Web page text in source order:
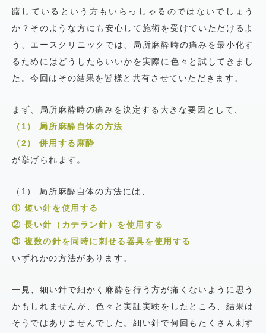
躇しているという方もいらっしゃるのではないでしょう
か？そのような方にも安心して施術を受けていただけるよ
う、エースクリニックでは、局所麻酔時の痛みを最小化す
るためにはどうしたらいいかを実際に色々と試してきまし
た。今回はその結果を皆様と共有させていただきます。
まず、局所麻酔時の痛みを決定する大きな要因として、
（1） 局所麻酔自体の方法
（2） 併用する麻酔
が挙げられます。
（1） 局所麻酔自体の方法には、
① 短い針を使用する
② 長い針（カテラン針）を使用する
③ 複数の針を同時に刺せる器具を使用する
いずれかの方法があります。
一見、細い針で細かく麻酔を行う方が痛くないように思う
かもしれませんが、色々と実証実験をしたところ、結果は
そうではありませんでした。細い針で何回もたくさん刺す